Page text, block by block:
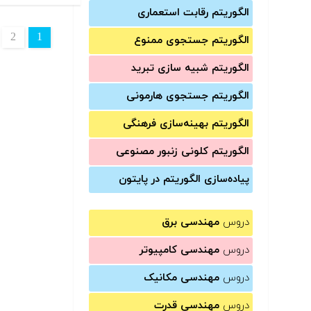
الگوریتم رقابت استعماری
الگوریتم جستجوی ممنوع
الگوریتم شبیه سازی تبرید
الگوریتم جستجوی هارمونی
الگوریتم بهینه‌سازی فرهنگی
الگوریتم کلونی زنبور مصنوعی
پیاده‌سازی الگوریتم در پایتون
دروس مهندسی برق
دروس مهندسی کامپیوتر
دروس مهندسی مکانیک
دروس مهندسی قدرت
1
2